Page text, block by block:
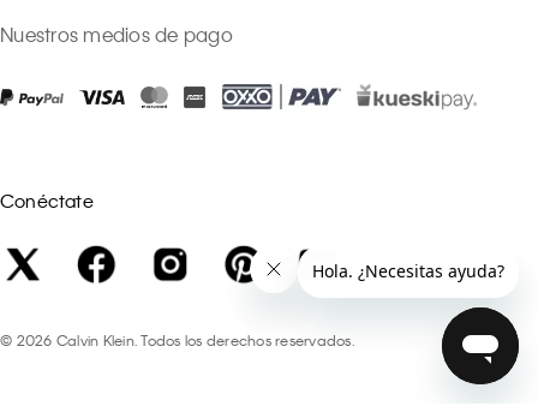
Nuestros medios de pago
Conéctate
© 2026 Calvin Klein. Todos los derechos reservados.